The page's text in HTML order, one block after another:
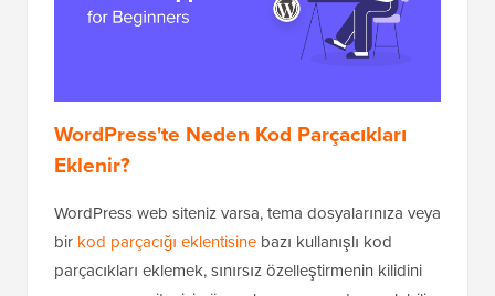
WordPress'te Neden Kod Parçacıkları
Eklenir?
WordPress web siteniz varsa, tema dosyalarınıza veya
bir kod parçacığı eklentisine bazı kullanışlı kod
parçacıkları eklemek, sınırsız özelleştirmenin kilidini